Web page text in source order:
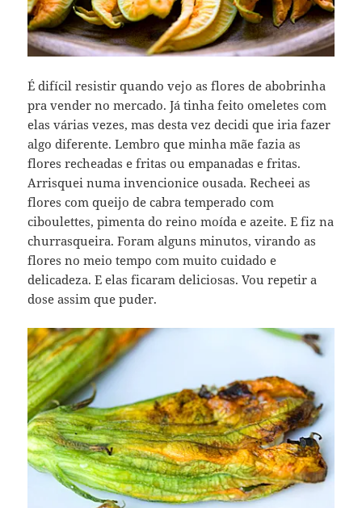
É difícil resistir quando vejo as flores de abobrinha
pra vender no mercado. Já tinha feito omeletes com
elas várias vezes, mas desta vez decidi que iria fazer
algo diferente. Lembro que minha mãe fazia as
flores recheadas e fritas ou empanadas e fritas.
Arrisquei numa invencionice ousada. Recheei as
flores com queijo de cabra temperado com
ciboulettes, pimenta do reino moída e azeite. E fiz na
churrasqueira. Foram alguns minutos, virando as
flores no meio tempo com muito cuidado e
delicadeza. E elas ficaram deliciosas. Vou repetir a
dose assim que puder.